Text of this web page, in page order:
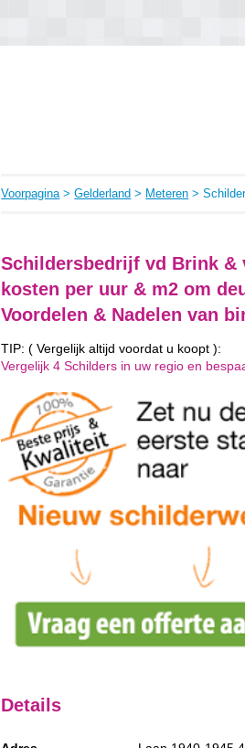
Voorpagina>Gelderland > Meteren >
Schildersbedrijf vd Brink &
kosten per uur & m2 om
Voordelen & Nadelen van
TIP: ( Vergelijk altijd voordat u koopt ):
Vergelijk 4 Schilders in uw regio en
Details